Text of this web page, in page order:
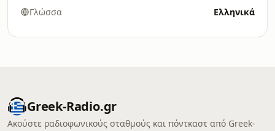
Γλώσσα Ελληνικά
Greek-Radio.gr
Ακούστε ραδιοφωνικούς σταθμούς και πόντκαστ από Greek-